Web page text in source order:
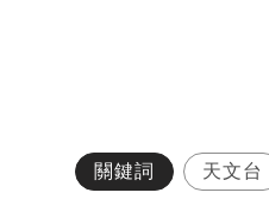
關鍵詞 天文台